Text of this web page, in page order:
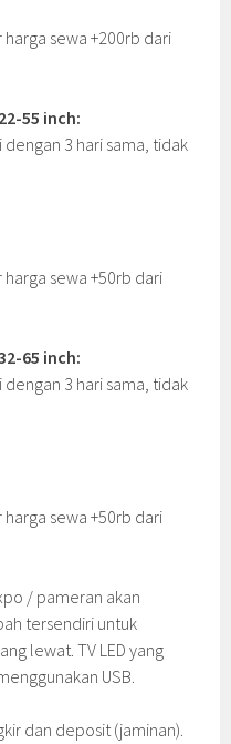
sewa +200rb dari
55 inch:
dengan 3 hari sama, tidak
sewa +50rb dari
65 inch:
dengan 3 hari sama, tidak
sewa +50rb dari
/ pameran akan
tersendiri untuk
lewat. TV LED yang
USB.
dan deposit (jaminan).